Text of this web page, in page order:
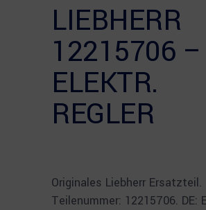
LIEBHERR
12215706 –
ELEKTR.
REGLER
Originales Liebherr Ersatzteil.
Teilenummer: 12215706. DE: